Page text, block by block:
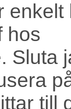
enkelt
hos
Sluta
till